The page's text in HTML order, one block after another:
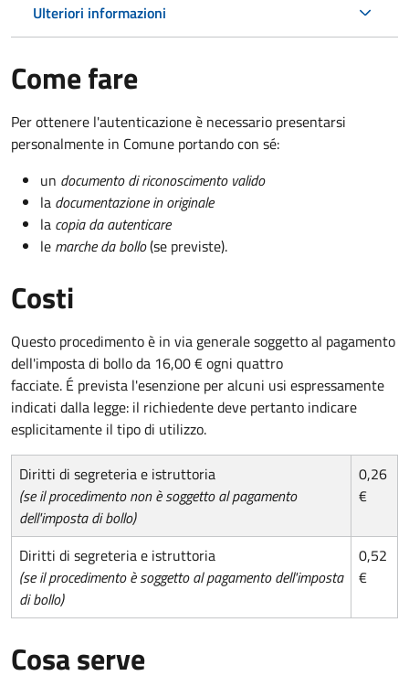
Ulteriori informazioni
Come fare
Per ottenere l'autenticazione è necessario presentarsi
personalmente in Comune portando con sé:
un documento di riconoscimento valido
la documentazione in originale
la copia da autenticare
le marche da bollo(se previste).
Costi
Questo procedimento è in via generale soggetto al pagamento
dell'imposta di bollo da 16,00 € ogni quattro
facciate. É prevista l'esenzione per alcuni usi espressamente
indicati dalla legge: il richiedente deve pertanto indicare
esplicitamente il tipo di utilizzo.
Diritti di segreteria e istruttoria
(se il procedimento non è soggetto al pagamento
dell'imposta di bollo)
0,26
€
Diritti di segreteria e istruttoria
(se il procedimento è soggetto al pagamento dell'imposta
di bollo)
0,52
€
Cosa serve